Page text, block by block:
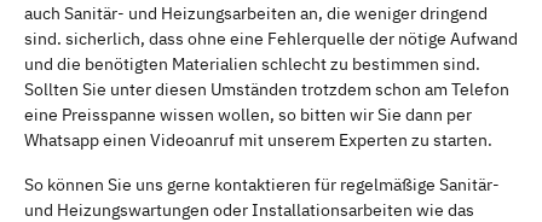
auch Sanitär- und Heizungsarbeiten an, die weniger dringend
sind. sicherlich, dass ohne eine Fehlerquelle der nötige Aufwand
und die benötigten Materialien schlecht zu bestimmen sind.
Sollten Sie unter diesen Umständen trotzdem schon am Telefon
eine Preisspanne wissen wollen, so bitten wir Sie dann per
Whatsapp einen Videoanruf mit unserem Experten zu starten.
So können Sie uns gerne kontaktieren für regelmäßige Sanitär-
und Heizungswartungen oder Installationsarbeiten wie das